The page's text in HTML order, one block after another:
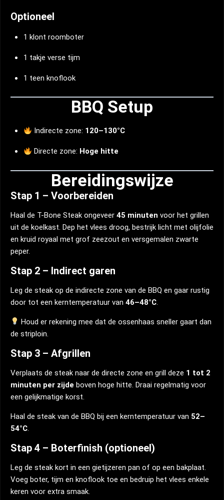
Optioneel
1 klont roomboter
1 takje verse tijm
1 teen knoflook
BBQ Setup
Indirecte zone: 120–130°C
Directe zone: Hoge hitte
Bereidingswijze
Stap 1 – Voorbereiden
Haal de T-Bone Steak ongeveer 45 minuten voor het grillen
uit de koelkast. Dep het vlees droog, bestrijk licht met olijfolie
en kruid royaal met grof zeezout en versgemalen zwarte
peper.
Stap 2 – Indirect garen
Leg de steak op de indirecte zone van de BBQ en gaar rustig
door tot een kerntemperatuur van 46–48°C
Houd er rekening mee dat de ossenhaas sneller gaart dan
de striploin.
Stap 3 – Afgrillen
Verplaats de steak naar de directe zone en grill deze 1 tot 2
minuten per zijde boven hoge hitte. Draai regelmatig voor
een gelijkmatige korst.
Haal de steak van de BBQ bij een kerntemperatuur van 52–
54°C
Stap 4 – Boterfinish (optioneel)
Leg de steak kort in een gietijzeren pan of op een bakplaat.
Voeg boter, tijm en knoflook toe en bedruip het vlees enkele
keren voor extra smaak.